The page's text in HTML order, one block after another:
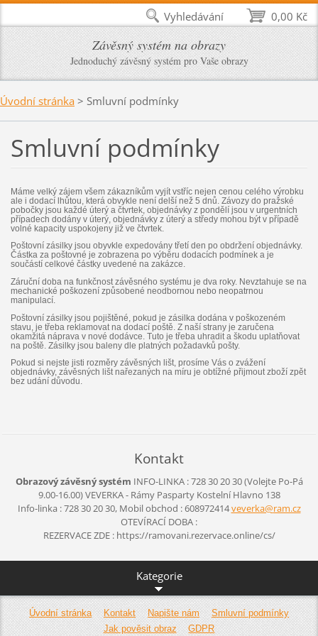
Závěsný systém na obrazy
Jednoduchý závěsný systém pro Vaše obrazy
Úvodní stránka > Smluvní podmínky
Smluvní podmínky
Máme velký zájem všem zákazníkům vyjít vstříc nejen cenou celého výrobku
ale i dodací lhůtou, která obvykle není delší než 5 dnů. Závozy do pražské
pobočky jsou každé úterý a čtvrtek, objednávky z pondělí jsou v urgentních
případech dodány v úterý, objednávky z úterý a středy mohou být v případě
volné kapacity uspokojeny již ve čtvrtek.
Poštovní zásilky jsou obyvkle expedovány třetí den po obdržení objednávky.
Částka za poštovné je zobrazena po výběru dodacích podmínek a je
součástí celkové částky uvedené na zakázce.
Záruční doba na funkčnost závěsného systému je dva roky. Nevztahuje se na
mechanické poškození způsobené neodbornou nebo neopatrnou
manipulací.
Poštovní zásilky jsou pojištěné, pokud je zásilka dodána v poškozeném
stavu, je třeba reklamovat na dodací poště. Z naší strany je zaručena
okamžitá náprava v nové dodávce. Tuto je třeba uhradit a škodu uplatňovat
na poště. Zásilky jsou baleny dle platných požadavků pošty.
Pokud si nejste jisti rozměry závěsných lišt, prosíme Vás o zvážení
objednávky, závěsných lišt nařezaných na míru je obtížné přijmout zboží zpět
bez udání důvodu.
Kontakt
Obrazový závěsný systém INFO-LINKA : 728 30 20 30 (Volejte Po-Pá
9.00-16.00)VEVERKA - Rámy PaspartyKostelní Hlavno 138
Info-linka : 728 30 20 30, Mobil obchod : 608972414veverka@ram.cz
OTEVÍRACÍ DOBA :
REZERVACE ZDE : https://ramovani.rezervace.online/cs/
Kategorie
Úvodní stránka Kontakt Napište nám
Smluvní podmínky
Jak pověsit obraz
GDPR
0,00 Kč
Vyhledávání